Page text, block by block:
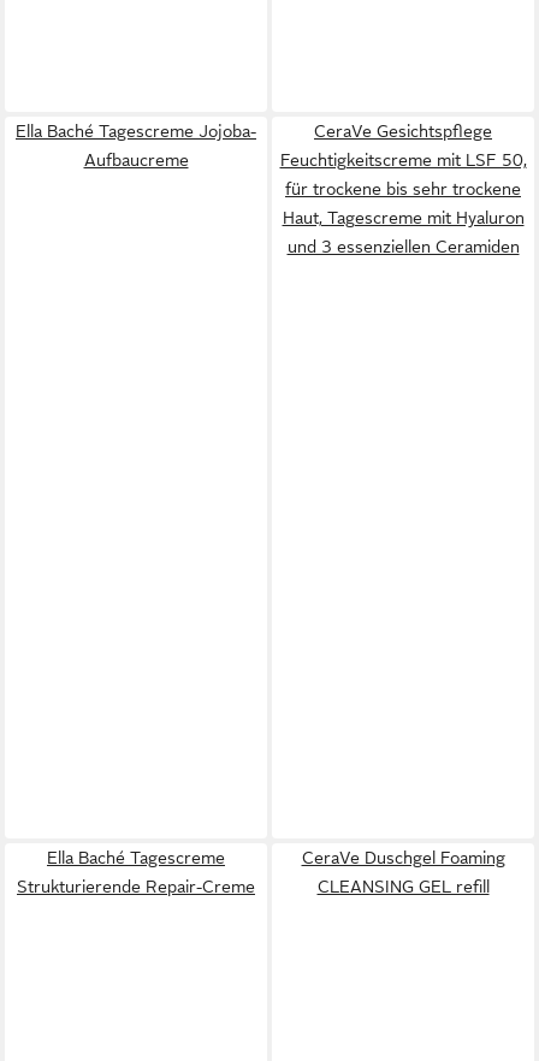
Ella Baché Tagescreme Jojoba-
Aufbaucreme
CeraVe Gesichtspflege
Feuchtigkeitscreme mit LSF 50,
für trockene bis sehr trockene
Haut, Tagescreme mit Hyaluron
und 3 essenziellen Ceramiden
Ella Baché Tagescreme
Strukturierende Repair-Creme
CeraVe Duschgel Foaming
CLEANSING GEL refill